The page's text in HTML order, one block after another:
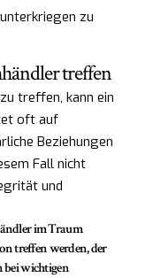
zu
treffen
treffen, kann ein
oft auf
Beziehungen
Fall nicht
und
im Traum
treffen werden, der
bei wichtigen